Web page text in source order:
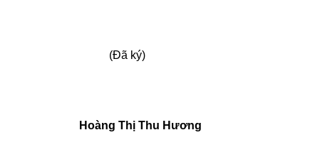
Hoàng Thị Thu Hương